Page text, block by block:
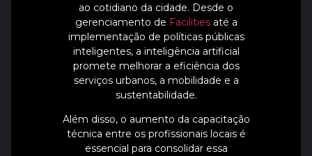
ao cotidiano da cidade. Desde o
gerenciamento de Facilitiesaté a
implementação de políticas públicas
inteligentes, a inteligência artificial
promete melhorar a eficiência dos
serviços urbanos, a mobilidade e a
sustentabilidade.
Além disso, o aumento da capacitação
técnica entre os profissionais locais é
essencial para consolidar essa